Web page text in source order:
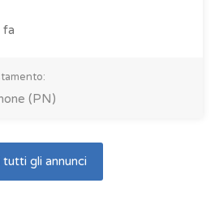
fa
(PN)
tutti gli annunci